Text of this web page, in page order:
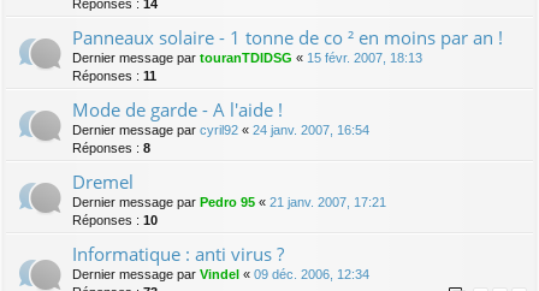
Réponses : 14
Panneaux solaire - 1 tonne de co ² en moins par an !
Dernier message par touranTDIDSG « 15 févr. 2007, 18:13
Réponses : 11
Mode de garde - A l'aide !
Dernier message par cyril92 « 24 janv. 2007, 16:54
Réponses : 8
Dremel
Dernier message par Pedro 95 « 21 janv. 2007, 17:21
Réponses : 10
Informatique : anti virus ?
Dernier message par Vindel « 09 déc. 2006, 12:34